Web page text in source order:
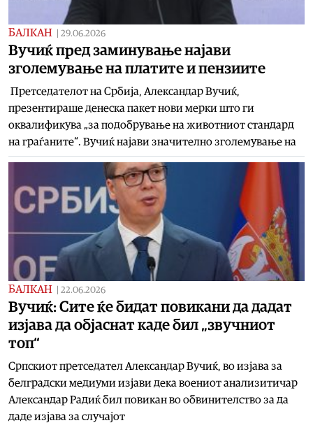
БАЛКАН 29.06.2026
Вучиќ пред заминување најави
зголемување на платите и пензиите
Претседателот на Србија, Александар Вучиќ,
презентираше денеска пакет нови мерки што ги
оквалификува „за подобрување на животниот стандард
на граѓаните“. Вучиќ најави значително зголемување на
БАЛКАН 22.06.2026
Вучиќ: Сите ќе бидат повикани да дадат
изјава да објаснат каде бил „звучниот
топ“
Српскиот претседател Александар Вучиќ, во изјава за
белградски медиуми изјави дека воениот анализитичар
Александар Радиќ бил повикан во обвинителство за да
даде изјава за случајот